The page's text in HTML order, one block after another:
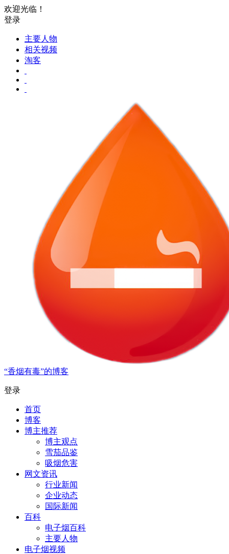
欢迎光临！
登录
主要人物
相关视频
淘客
“香烟有毒”的博客
登录
首页
博客
博主推荐
博主观点
雪茄品鉴
吸烟危害
网文资讯
行业新闻
企业动态
国际新闻
百科
电子烟百科
主要人物
电子烟视频